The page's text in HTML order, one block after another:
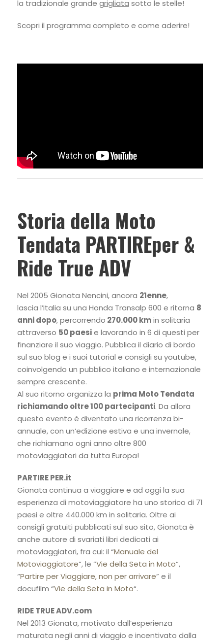
la tradizionale grande grigliata sotto le stelle!
Scopri il programma completo e come aderire!
Storia della Moto
Tendata PARTIREper &
Ride True ADV
Nel 2005 Gionata Nencini, ancora 21enne,
lascia l’Italia su una Honda Transalp 600 e ritorna 8
anni dopo, percorrendo 270.000 kmin solitaria
attraverso 50 paesie lavorando in 6 di questi per
finanziare il suo viaggio. Pubblica il diario di bordo
sul suo blog e i suoi tutorial e consigli su youtube,
coinvolgendo un pubblico italiano e internazionale
sempre crescente.
Al suo ritorno organizza la prima Moto Tendata
richiamando oltre 100 partecipanti. Da allora
questo evento è diventato una ricorrenza bi-
annuale, con un’edizione estiva e una invernale,
che richiamano ogni anno oltre 800
motoviaggiatori da tutta Europa!
PARTIRE PER.it
Gionata continua a viaggiare e ad oggi la sua
esperienza di motoviaggiatore ha uno storico di 71
paesi e oltre 440.000 km in solitaria. Oltre ai
consigli gratuiti pubblicati sul suo sito, Gionata è
anche autore di svariati libri dedicati ai
motoviaggiatori, fra cui: il “Manuale del
Motoviaggiatore“, le “Vie della Seta in Moto“,
“Partire per Viaggiare, non per arrivare” e il
docufilm “Vie della Seta in Moto“.
RIDE TRUE ADV.com
Nel 2013 Gionata, motivato dall’esperienza
maturata negli anni di viaggio e incentivato dalla